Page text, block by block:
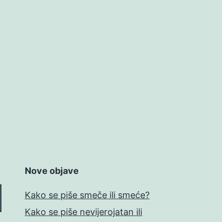
Nove objave
Kako se piše smeče ili smeće?
Kako se piše nevijerojatan ili